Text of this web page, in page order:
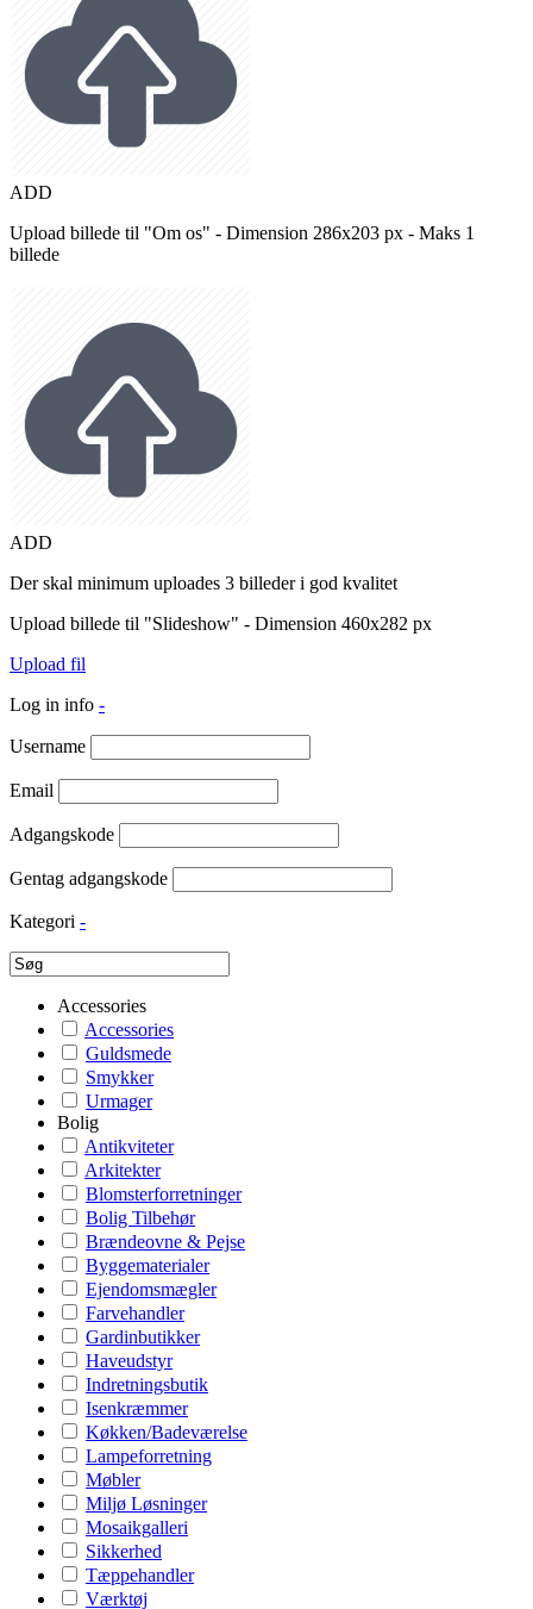
ADD
Upload billede til "Om os" - Dimension 286x203 px - Maks 1
billede
ADD
Der skal minimum uploades 3 billeder i god kvalitet
Upload billede til "Slideshow" - Dimension 460x282 px
Upload fil
Log in info -
Username
Email
Adgangskode
Gentag adgangskode
Kategori -
Accessories
Accessories
Guldsmede
Smykker
Urmager
Bolig
Antikviteter
Arkitekter
Blomsterforretninger
Bolig Tilbehør
Brændeovne & Pejse
Byggematerialer
Ejendomsmægler
Farvehandler
Gardinbutikker
Haveudstyr
Indretningsbutik
Isenkræmmer
Køkken/Badeværelse
Lampeforretning
Møbler
Miljø Løsninger
Mosaikgalleri
Sikkerhed
Tæppehandler
Værktøj